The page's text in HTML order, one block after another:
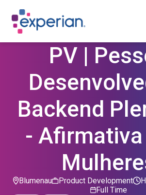
PV |
Backend
- Afirmativa
Blumenau Product Development
Full Time